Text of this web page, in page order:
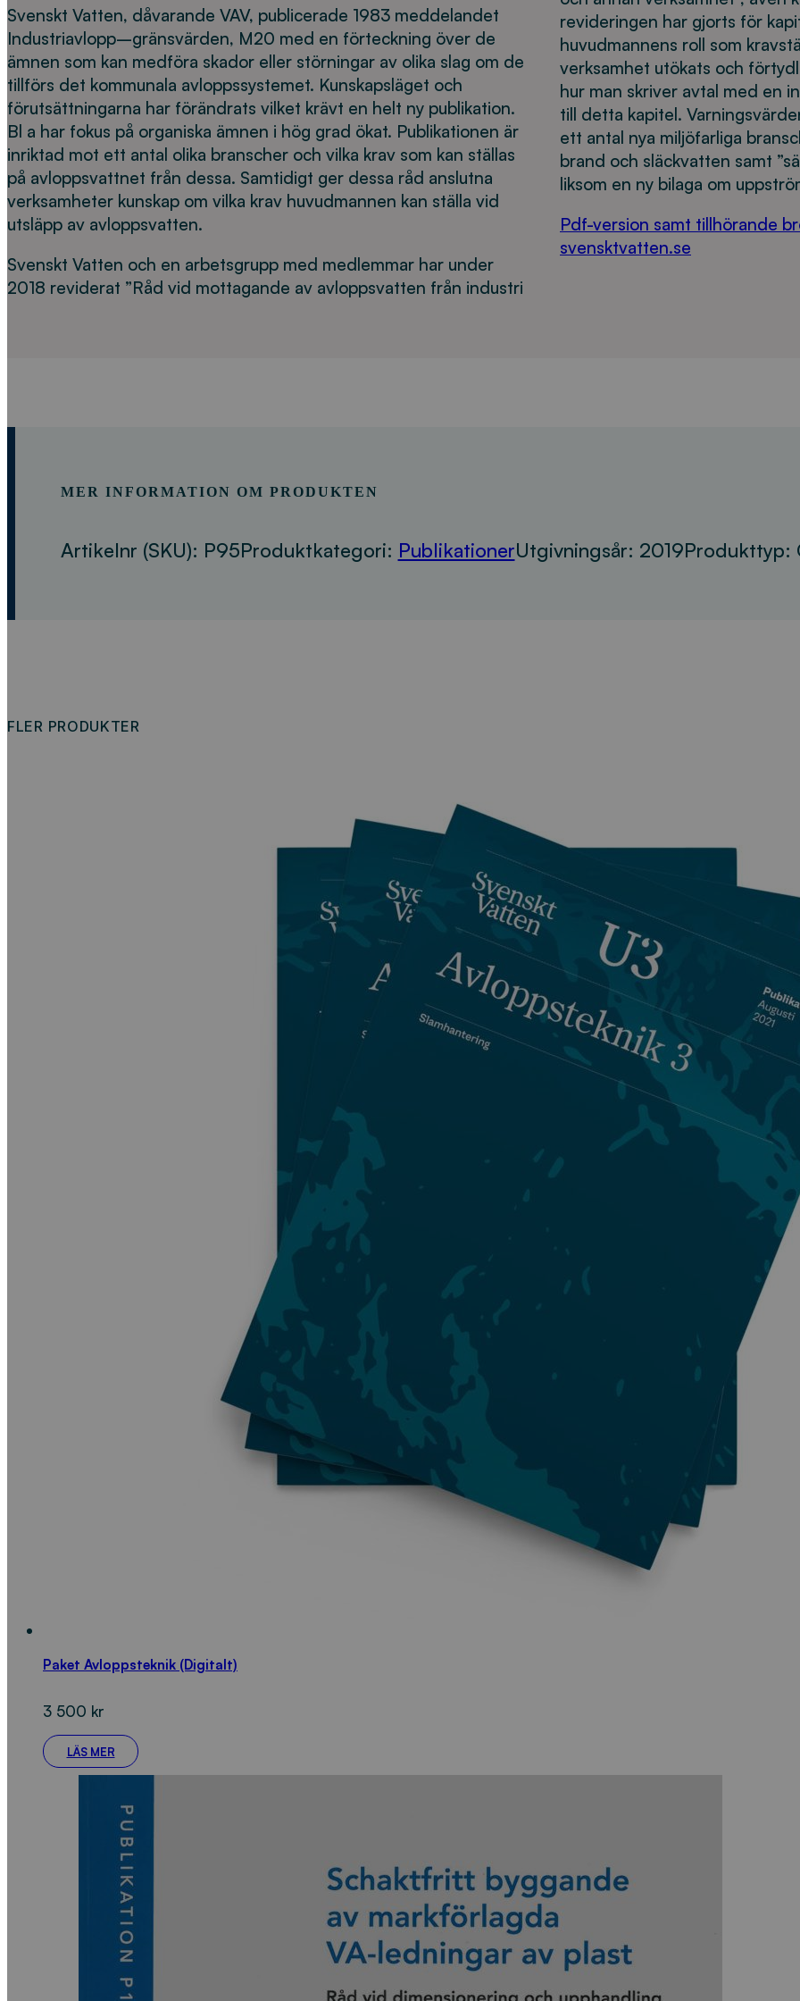
Svenskt Vatten, dåvarande VAV, publicerade 1983 meddelandet
Industriavlopp–gränsvärden, M20 med en förteckning över de
ämnen som kan medföra skador eller störningar av olika slag om de
tillförs det kommunala avloppssystemet. Kunskapsläget och
förutsättningarna har förändrats vilket krävt en helt ny publikation.
Bl a har fokus på organiska ämnen i hög grad ökat. Publikationen är
inriktad mot ett antal olika branscher och vilka krav som kan ställas
på avloppsvattnet från dessa. Samtidigt ger dessa råd anslutna
verksamheter kunskap om vilka krav huvudmannen kan ställa vid
utsläpp av avloppsvatten.
Svenskt Vatten och en arbetsgrupp med medlemmar har under
2018 reviderat ”Råd vid mottagande av avloppsvatten från industri
revideringen har gjorts för
huvudmannens roll som
verksamhet utökats och
hur man skriver avtal med en
till detta kapitel.
ett antal nya miljöfarliga
brand och släckvatten samt
liksom en ny bilaga om
Pdf-version samt tillhörande
svensktvatten.se
MER INFORMATION OM PRODUKTEN
Artikelnr (SKU): P95Produktkategori: PublikationerUtgivningsår: 2019Produkttyp:
FLER PRODUKTER
Paket Avloppsteknik (Digitalt)
3 500 kr
LÄS MER